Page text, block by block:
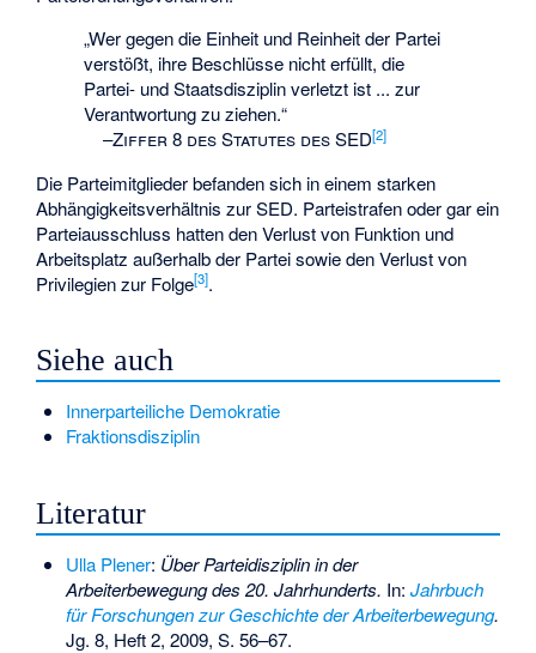
„Wer gegen die Einheit und Reinheit der Partei
verstößt, ihre Beschlüsse nicht erfüllt, die
Partei- und Staatsdisziplin verletzt ist ... zur
Verantwortung zu ziehen.“
–Ziffer 8 des Statutes des SED[2]
Die Parteimitglieder befanden sich in einem starken
Abhängigkeitsverhältnis zur SED. Parteistrafen oder gar ein
Parteiausschluss hatten den Verlust von Funktion und
Arbeitsplatz außerhalb der Partei sowie den Verlust von
Privilegien zur Folge[3].
Siehe auch
Innerparteiliche Demokratie
Fraktionsdisziplin
Literatur
Ulla Plener: Über Parteidisziplin in der
Arbeiterbewegung des 20. Jahrhunderts. In: Jahrbuch
für Forschungen zur Geschichte der Arbeiterbewegung.
Jg. 8, Heft 2, 2009, S. 56–67.